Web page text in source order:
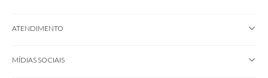
ATENDIMENTO
MÍDIAS SOCIAIS